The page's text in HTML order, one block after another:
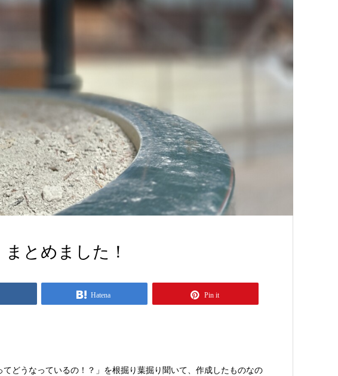
とめました！
Hatena Pin it
どうなっているの！？」を根掘り葉掘り聞いて、作成したものなの